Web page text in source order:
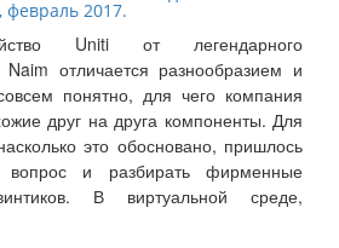
февраль 2017.
Uniti от легендарного
Naim отличается разнообразием и
понятно, для чего компания
друг на друга компоненты. Для
это обосновано, пришлось
вопрос и разбирать фирменные
В виртуальной среде,